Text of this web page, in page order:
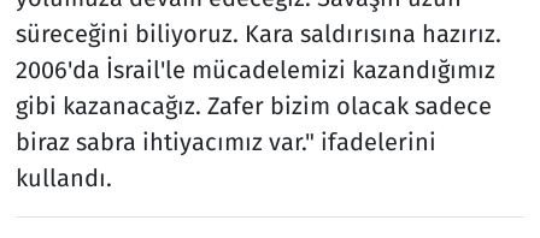
süreceğini biliyoruz. Kara saldırısına hazırız.
2006'da İsrail'le mücadelemizi kazandığımız
gibi kazanacağız. Zafer bizim olacak sadece
biraz sabra ihtiyacımız var." ifadelerini
kullandı.